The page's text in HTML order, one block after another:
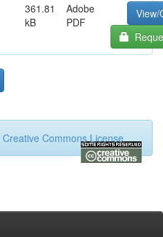
361.81
kB
Adobe
PDF
View/
Creative Commons License